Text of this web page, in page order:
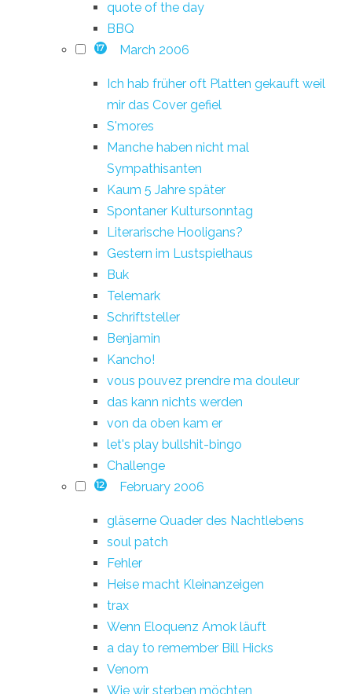
quote of the day
BBQ
17 March 2006
Ich hab früher oft Platten gekauft weil
mir das Cover gefiel
S'mores
Manche haben nicht mal
Sympathisanten
Kaum 5 Jahre später
Spontaner Kultursonntag
Literarische Hooligans?
Gestern im Lustspielhaus
Buk
Telemark
Schriftsteller
Benjamin
Kancho!
vous pouvez prendre ma douleur
das kann nichts werden
von da oben kam er
let's play bullshit-bingo
Challenge
12 February 2006
gläserne Quader des Nachtlebens
soul patch
Fehler
Heise macht Kleinanzeigen
trax
Wenn Eloquenz Amok läuft
a day to remember Bill Hicks
Venom
Wie wir sterben möchten